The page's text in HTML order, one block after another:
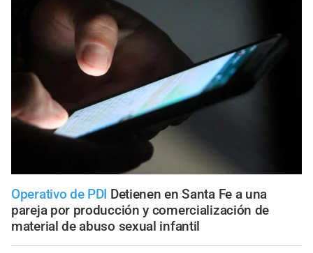
Operativo de PDI Detienen en Santa Fe a una
pareja por producción y comercialización de
material de abuso sexual infantil